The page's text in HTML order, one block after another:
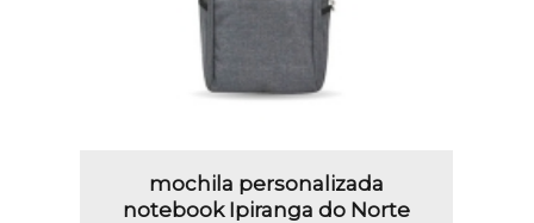
mochila personalizada
notebook Ipiranga do Norte